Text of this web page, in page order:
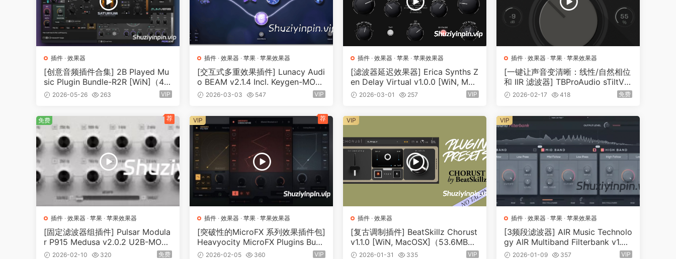
插件 · 效果器
[创意音频插件合集] 2B Played Mu
sic Plugin Bundle-R2R [WiN]（44.
46MB）
2026-05-26 263 VIP
插件 · 效果器 · 苹果 · 苹果效果器
[交互式多重效果插件] Lunacy Audi
o BEAM v2.1.4 Incl. Keygen-MOC
HA [WiN, MacOSX]（466.72MB+
2026-03-03 547 VIP
插件 · 效果器 · 苹果 · 苹果效果器
[滤波器延迟效果器] Erica Synths Z
en Delay Virtual v1.0.0 [WiN, Mac
OSX]（17.1MB+97.7MB)
2026-03-01 257 VIP
插件 · 效果器 · 苹果 · 苹果效果器
[一键让声音变清晰：线性/自然相位
和 IIR 滤波器] TBProAudio sTiltV2
v2.3.12 VST VST3 AAX AU [WiN,
2026-02-17 418 免费
插件 · 效果器 · 苹果 · 苹果效果器
[固定滤波器组插件] Pulsar Modula
r P915 Medusa v2.0.2 U2B-MORi
A [MacOSX]（82.5MB）
2026-02-10 320 免费
免费 荐
插件 · 效果器 · 苹果 · 苹果效果器
[突破性的MicroFX 系列效果插件包]
Heavyocity MicroFX Plugins Bund
le 02.2025-Xdb [MacOSX]（70.0
2026-02-05 360 VIP
VIP 荐
插件 · 效果器
[复古调制插件] BeatSkillz Chorust
v1.1.0 [WiN, MacOSX]（53.6MB+3
33MB）
2026-01-31 335 VIP
VIP
插件 · 效果器 · 苹果 · 苹果效果器
[3频段滤波器] AIR Music Technolo
gy AIR Multiband Filterbank v1.0.
0.37-Xdb [MacOSX]（64.39MB）
2026-01-09 357 VIP
VIP